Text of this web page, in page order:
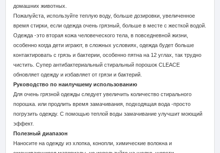
домашних животных.
Пожалуйста, используйте теплую воду, больше дозировки, увеличенное
время стирки, если одежда очень грязный, больше в месте с жесткой водой.
Одежда -это вторая кожа человеческого тела, в повседневной жизни,
особенно когда дети играют, в сложных условиях, одежда будет больше
контактировать с грязь и бактерии, особенно пятна на 12 углах, так трудно
чистить. Супер антибактериальный стиральный порошок CLEACE
обновляет одежду и избавляет от грязи и бактерий.
Руководство по наилучшему использованию
Для очень грязной одежды следует увеличить количество стирального
порошка. или продлить время замачивания, подходящая вода -просто
погрузить одежду. С помощью теплой воды замачивание улучшит моющий
эффект.
Полезный диапазон
Наносите на одежду из хлопка, конопли, химические волокна и